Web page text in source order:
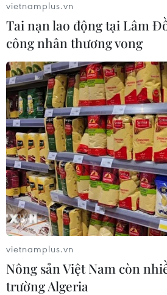
vietnamplus.vn
Tai nạn lao động tại Lâm
công nhân thương vong
vietnamplus.vn
Nông sản Việt Nam còn
trường Algeria